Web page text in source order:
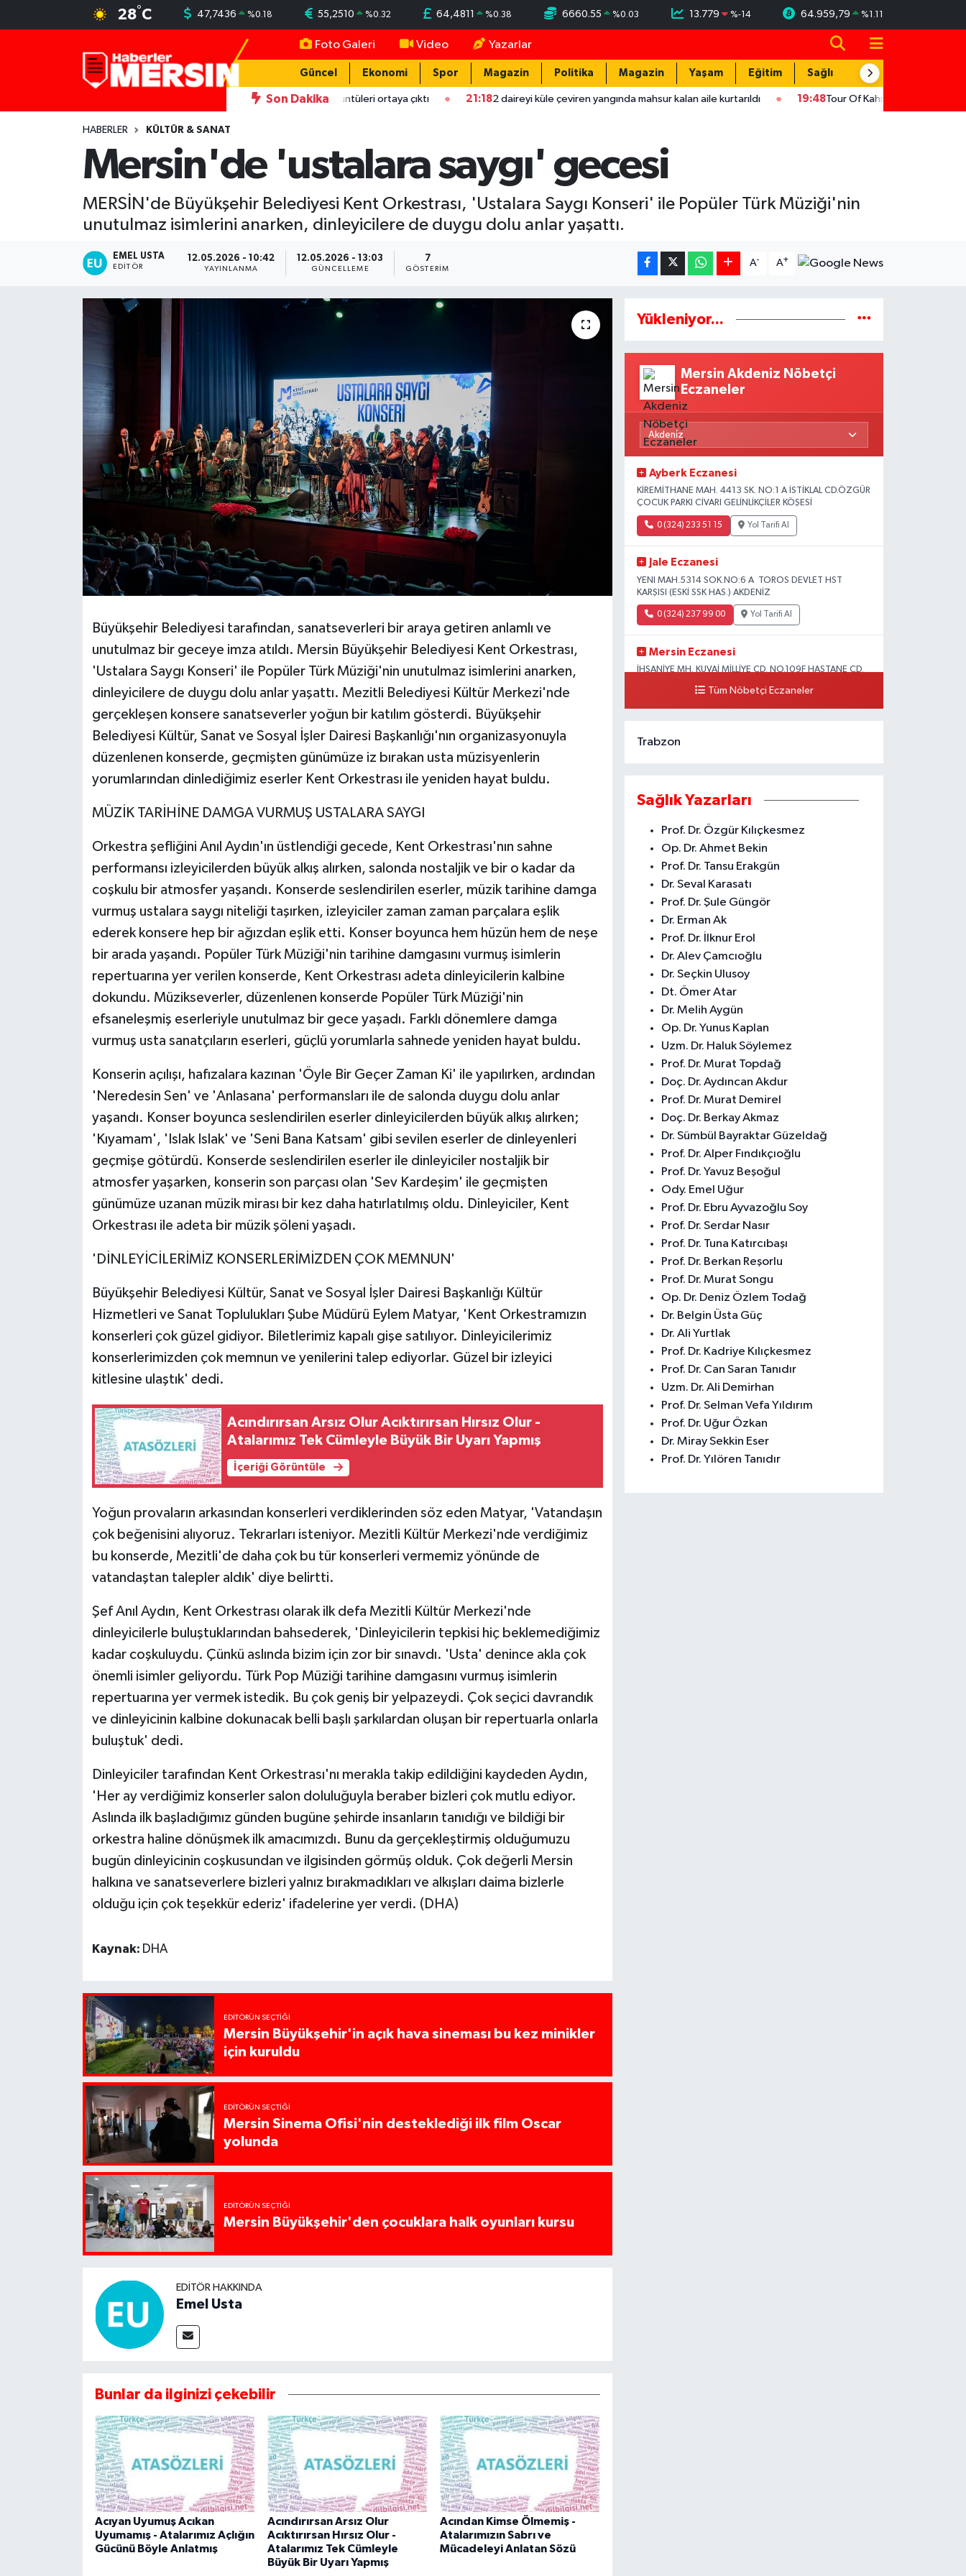
28°C 47,7436 %0.18 55,2510 %0.32 64,4811 %0.38 6660.55 %0.03 13.779 %-14 64.959,79 %1.11
Foto Galeri Video Yazarlar
Güncel Ekonomi Spor Magazin Politika Magazin Yaşam Eğitim Sağlık Teknoloji
Son Dakika
darbeden şüpheliye uzaklaştırma; geçmiş yıllardaki darp görüntüleri ortaya çıktı 21:18 2 daireyi küle çeviren yangında mahsur kalan aile kurtarıldı 19:48 Tour Of Kahramanmaraş'ın şampiyonu
HABERLER KÜLTÜR & SANAT
Mersin'de 'ustalara saygı' gecesi
MERSİN'de Büyükşehir Belediyesi Kent Orkestrası, 'Ustalara Saygı Konseri' ile Popüler Türk Müziği'nin
unutulmaz isimlerini anarken, dinleyicilere de duygu dolu anlar yaşattı.
EMEL USTA
EDITÖR
12.05.2026 - 10:42
YAYINLANMA
12.05.2026 - 13:03
GÜNCELLEME
7
GÖSTERIM
A- A+
Büyükşehir Belediyesi tarafından, sanatseverleri bir araya getiren anlamlı ve
unutulmaz bir geceye imza atıldı. Mersin Büyükşehir Belediyesi Kent Orkestrası,
'Ustalara Saygı Konseri' ile Popüler Türk Müziği'nin unutulmaz isimlerini anarken,
dinleyicilere de duygu dolu anlar yaşattı. Mezitli Belediyesi Kültür Merkezi'nde
gerçekleşen konsere sanatseverler yoğun bir katılım gösterdi. Büyükşehir
Belediyesi Kültür, Sanat ve Sosyal İşler Dairesi Başkanlığı'nın organizasyonuyla
düzenlenen konserde, geçmişten günümüze iz bırakan usta müzisyenlerin
yorumlarından dinlediğimiz eserler Kent Orkestrası ile yeniden hayat buldu.
MÜZİK TARİHİNE DAMGA VURMUŞ USTALARA SAYGI
Orkestra şefliğini Anıl Aydın'ın üstlendiği gecede, Kent Orkestrası'nın sahne
performansı izleyicilerden büyük alkış alırken, salonda nostaljik ve bir o kadar da
coşkulu bir atmosfer yaşandı. Konserde seslendirilen eserler, müzik tarihine damga
vurmuş ustalara saygı niteliği taşırken, izleyiciler zaman zaman parçalara eşlik
ederek konsere hep bir ağızdan eşlik etti. Konser boyunca hem hüzün hem de neşe
bir arada yaşandı. Popüler Türk Müziği'nin tarihine damgasını vurmuş isimlerin
repertuarına yer verilen konserde, Kent Orkestrası adeta dinleyicilerin kalbine
dokundu. Müzikseverler, düzenlenen konserde Popüler Türk Müziği'nin
efsaneleşmiş eserleriyle unutulmaz bir gece yaşadı. Farklı dönemlere damga
vurmuş usta sanatçıların eserleri, güçlü yorumlarla sahnede yeniden hayat buldu.
Konserin açılışı, hafızalara kazınan 'Öyle Bir Geçer Zaman Ki' ile yapılırken, ardından
'Neredesin Sen' ve 'Anlasana' performansları ile de salonda duygu dolu anlar
yaşandı. Konser boyunca seslendirilen eserler dinleyicilerden büyük alkış alırken;
'Kıyamam', 'Islak Islak' ve 'Seni Bana Katsam' gibi sevilen eserler de dinleyenleri
geçmişe götürdü. Konserde seslendirilen eserler ile dinleyiciler nostaljik bir
atmosfer yaşarken, konserin son parçası olan 'Sev Kardeşim' ile geçmişten
günümüze uzanan müzik mirası bir kez daha hatırlatılmış oldu. Dinleyiciler, Kent
Orkestrası ile adeta bir müzik şöleni yaşadı.
'DİNLEYİCİLERİMİZ KONSERLERİMİZDEN ÇOK MEMNUN'
Büyükşehir Belediyesi Kültür, Sanat ve Sosyal İşler Dairesi Başkanlığı Kültür
Hizmetleri ve Sanat Toplulukları Şube Müdürü Eylem Matyar, 'Kent Orkestramızın
konserleri çok güzel gidiyor. Biletlerimiz kapalı gişe satılıyor. Dinleyicilerimiz
konserlerimizden çok memnun ve yenilerini talep ediyorlar. Güzel bir izleyici
kitlesine ulaştık' dedi.
Acındırırsan Arsız Olur Acıktırırsan Hırsız Olur -
Atalarımız Tek Cümleyle Büyük Bir Uyarı Yapmış
İçeriği Görüntüle
Yoğun provaların arkasından konserleri verdiklerinden söz eden Matyar, 'Vatandaşın
çok beğenisini alıyoruz. Tekrarları isteniyor. Mezitli Kültür Merkezi'nde verdiğimiz
bu konserde, Mezitli'de daha çok bu tür konserleri vermemiz yönünde de
vatandaştan talepler aldık' diye belirtti.
Şef Anıl Aydın, Kent Orkestrası olarak ilk defa Mezitli Kültür Merkezi'nde
dinleyicilerle buluştuklarından bahsederek, 'Dinleyicilerin tepkisi hiç beklemediğimiz
kadar coşkuluydu. Çünkü aslında bizim için zor bir sınavdı. 'Usta' denince akla çok
önemli isimler geliyordu. Türk Pop Müziği tarihine damgasını vurmuş isimlerin
repertuarına yer vermek istedik. Bu çok geniş bir yelpazeydi. Çok seçici davrandık
ve dinleyicinin kalbine dokunacak belli başlı şarkılardan oluşan bir repertuarla onlarla
buluştuk' dedi.
Dinleyiciler tarafından Kent Orkestrası'nı merakla takip edildiğini kaydeden Aydın,
'Her ay verdiğimiz konserler salon doluluğuyla beraber bizleri çok mutlu ediyor.
Aslında ilk başladığımız günden bugüne şehirde insanların tanıdığı ve bildiği bir
orkestra haline dönüşmek ilk amacımızdı. Bunu da gerçekleştirmiş olduğumuzu
bugün dinleyicinin coşkusundan ve ilgisinden görmüş olduk. Çok değerli Mersin
halkına ve sanatseverlere bizleri yalnız bırakmadıkları ve alkışları daima bizlerle
olduğu için çok teşekkür ederiz' ifadelerine yer verdi. (DHA)
Kaynak: DHA
EDITÖRÜN SEÇTIĞI
Mersin Büyükşehir'in açık hava sineması bu kez minikler
için kuruldu
EDITÖRÜN SEÇTIĞI
Mersin Sinema Ofisi'nin desteklediği ilk film Oscar
yolunda
EDITÖRÜN SEÇTIĞI
Mersin Büyükşehir'den çocuklara halk oyunları kursu
EDITÖR HAKKINDA
Emel Usta
Bunlar da ilginizi çekebilir
Acıyan Uyumuş Acıkan
Uyumamış - Atalarımız Açlığın
Gücünü Böyle Anlatmış
Acındırırsan Arsız Olur
Acıktırırsan Hırsız Olur -
Atalarımız Tek Cümleyle
Büyük Bir Uyarı Yapmış
Acından Kimse Ölmemiş -
Atalarımızın Sabrı ve
Mücadeleyi Anlatan Sözü
Yükleniyor...
Mersin Akdeniz Nöbetçi
Eczaneler
Ayberk Eczanesi
KİREMİTHANE MAH. 4413 SK. NO:1 A İSTİKLAL CD.ÖZGÜR
ÇOCUK PARKI CİVARI GELİNLİKÇİLER KÖŞESİ
0 (324) 233 51 15 Yol Tarifi Al
Jale Eczanesi
YENI MAH.5314 SOK.NO:6 A TOROS DEVLET HST
KARŞISI (ESKİ SSK HAS.) AKDENİZ
0 (324) 237 99 00 Yol Tarifi Al
Mersin Eczanesi
İHSANİYE MH. KUVAİ MİLLİYE CD. NO.109F HASTANE CD.
KURUÇEŞME ŞUBESİ KARŞISI AKDENİZ
Tüm Nöbetçi Eczaneler
Trabzon
Sağlık Yazarları
Prof. Dr. Özgür Kılıçkesmez
Op. Dr. Ahmet Bekin
Prof. Dr. Tansu Erakgün
Dr. Seval Karasatı
Prof. Dr. Şule Güngör
Dr. Erman Ak
Prof. Dr. İlknur Erol
Dr. Alev Çamcıoğlu
Dr. Seçkin Ulusoy
Dt. Ömer Atar
Dr. Melih Aygün
Op. Dr. Yunus Kaplan
Uzm. Dr. Haluk Söylemez
Prof. Dr. Murat Topdağ
Doç. Dr. Aydıncan Akdur
Prof. Dr. Murat Demirel
Doç. Dr. Berkay Akmaz
Dr. Sümbül Bayraktar Güzeldağ
Prof. Dr. Alper Fındıkçıoğlu
Prof. Dr. Yavuz Beşoğul
Ody. Emel Uğur
Prof. Dr. Ebru Ayvazoğlu Soy
Prof. Dr. Serdar Nasır
Prof. Dr. Tuna Katırcıbaşı
Prof. Dr. Berkan Reşorlu
Prof. Dr. Murat Songu
Op. Dr. Deniz Özlem Todağ
Dr. Belgin Üsta Güç
Dr. Ali Yurtlak
Prof. Dr. Kadriye Kılıçkesmez
Prof. Dr. Can Saran Tanıdır
Uzm. Dr. Ali Demirhan
Prof. Dr. Selman Vefa Yıldırım
Prof. Dr. Uğur Özkan
Dr. Miray Sekkin Eser
Prof. Dr. Yılören Tanıdır
Mersin Nöbetçi Eczaneler
Mersin Hava Durumu
Mersin Trafik Yoğunluk Haritası
Süper Lig Puan Durumu ve Fikstür
Tüm Manşetler
Haber Arşivi